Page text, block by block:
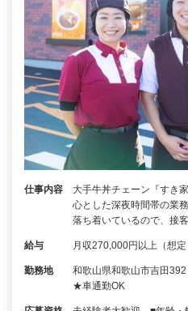
仕事内容
大手牛丼チェーン『すき
心とした深夜時間帯の業
落ち着いているので、接
給与 月収270,000円以上（想定
勤務地
和歌山県和歌山市吉田392
★車通勤OK